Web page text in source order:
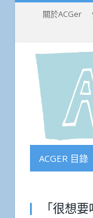
關於ACGer
ACGER 目錄
「很想